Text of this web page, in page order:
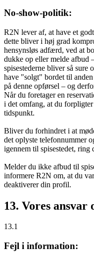
No-show-politik:
R2N lever af, at have et
dette bliver i høj grad
hensynsløs adfærd, ved at
dukke op eller melde afbud
spisestederne bliver så sure
have "solgt" bordet til
på denne opførsel – og
Når du foretager en
i det omfang, at du
tidspunkt.
Bliver du forhindret i at
det oplyste telefonnummer
igennem til spisestedet, ring
Melder du ikke afbud til
informere R2N om, at du
deaktiverer din profil.
13. Vores ansvar
13.1
Fejl i information: